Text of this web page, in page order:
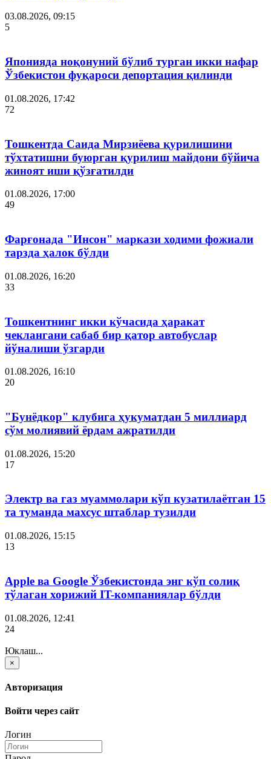
03.08.2026, 09:15
5
Японияда ноқонуний бўлиб турган икки нафар
Ўзбекистон фуқароси депортация қилинди
01.08.2026, 17:42
72
Тошкентда Саида Мирзиёева қурилишини
тўхтатишни буюрган қурилиш майдони бўйича
жиноят иши қўзғатилди
01.08.2026, 17:00
49
Фарғонада "Инсон" маркази ходими фожиали
тарзда ҳалок бўлди
01.08.2026, 16:20
33
Тошкентнинг икки кўчасида ҳаракат
чеклангани сабаб бир қатор автобуслар
йўналиши ўзгарди
01.08.2026, 16:10
20
"Бунёдкор" клубига ҳукуматдан 5 миллиард
сўм молиявий ёрдам ажратилди
01.08.2026, 15:20
17
Электр ва газ муаммолари кўп кузатилаётган 15
та туманда махсус штаблар тузилди
01.08.2026, 15:15
13
Apple ва Google Ўзбекистонда энг кўп солиқ
тўлаган хорижий IT-компаниялар бўлди
01.08.2026, 12:41
24
Юклаш...
×
Авторизация
Войти через сайт
Логин